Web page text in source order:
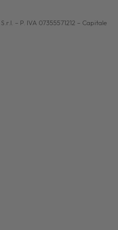
– P. IVA 07355571212 – Capitale